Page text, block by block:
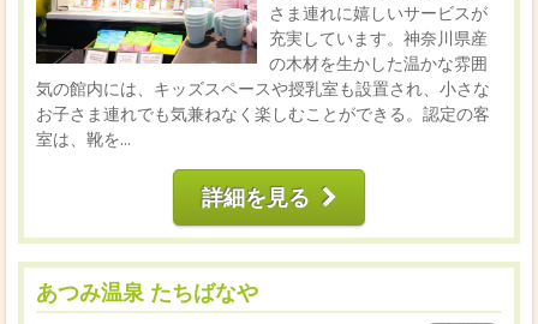
さま連れに嬉しいサービスが
充実しています。神奈川県産
の木材を生かした温かな雰囲
気の館内には、キッズスペースや授乳室も設置され、小さな
お子さま連れでも気兼ねなく楽しむことができる。認定の客
室は、靴を...
詳細を見る
あつみ温泉 たちばなや